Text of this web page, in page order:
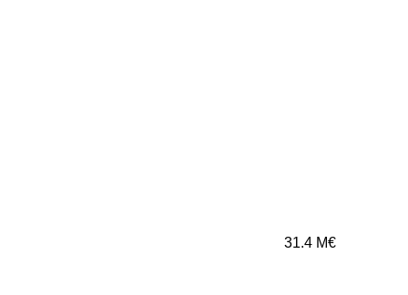
31.4 M€